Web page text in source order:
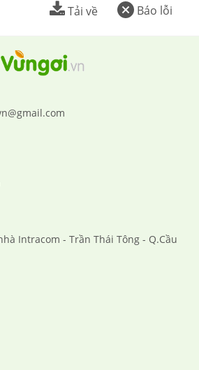
Báo lỗi
Tải về
Intracom - Trần Thái Tông - Q.Cầu